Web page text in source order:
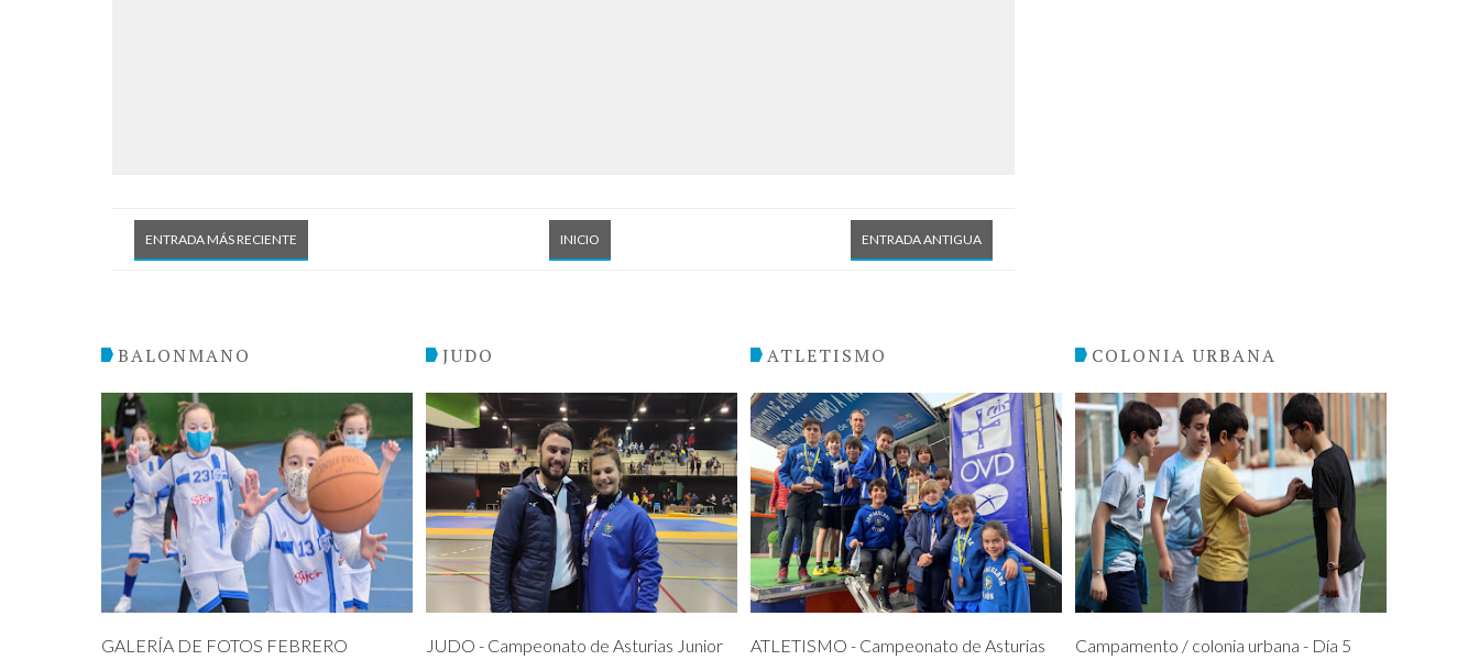
ENTRADA MÁS RECIENTE ENTRADA ANTIGUA
INICIO
BALONMANO
GALERÍA DE FOTOS FEBRERO
JUDO
JUDO - Campeonato de Asturias Junior
ATLETISMO
ATLETISMO - Campeonato de Asturias
COLONIA URBANA
Campamento / colonia urbana - Día 5